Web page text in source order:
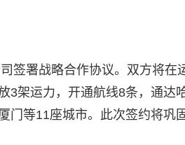
签署战略合作协议。双方将在
架运力，开通航线8条，通达
门等11座城市。此次签约将巩